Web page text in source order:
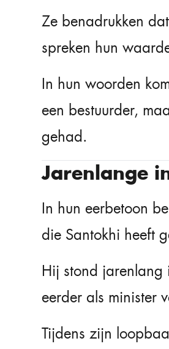
Ze benadrukken
spreken hun
In hun woorden
een bestuurder,
gehad.
Jarenlange
In hun eerbetoon
die Santokhi heeft
Hij stond jarenlang
eerder als minister
Tijdens zijn